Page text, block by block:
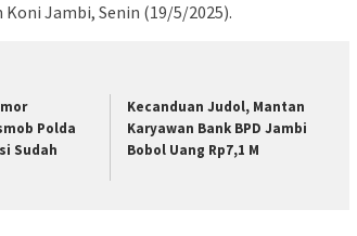
Jambi, Senin (19/5/2025).
Polda
Sudah
Kecanduan Judol, Mantan
Karyawan Bank BPD Jambi
Bobol Uang Rp7,1 M